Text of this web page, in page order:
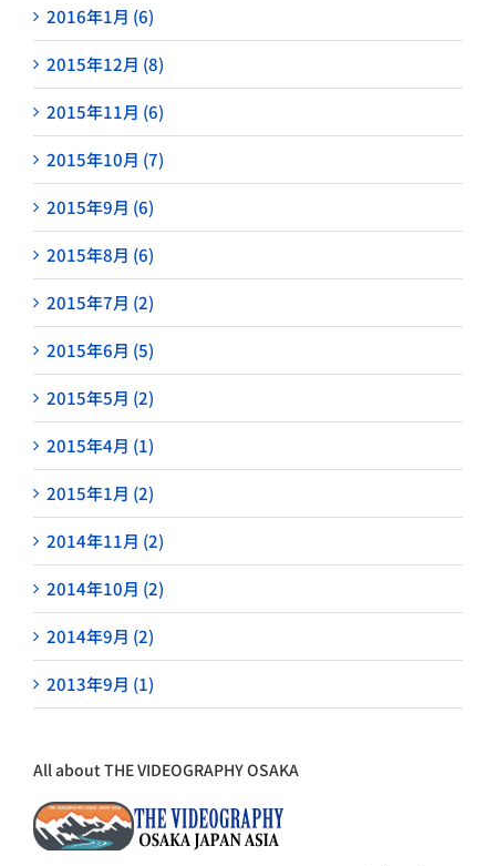
2016年1月 (6)
2015年12月 (8)
2015年11月 (6)
2015年10月 (7)
2015年9月 (6)
2015年8月 (6)
2015年7月 (2)
2015年6月 (5)
2015年5月 (2)
2015年4月 (1)
2015年1月 (2)
2014年11月 (2)
2014年10月 (2)
2014年9月 (2)
2013年9月 (1)
All about THE VIDEOGRAPHY OSAKA